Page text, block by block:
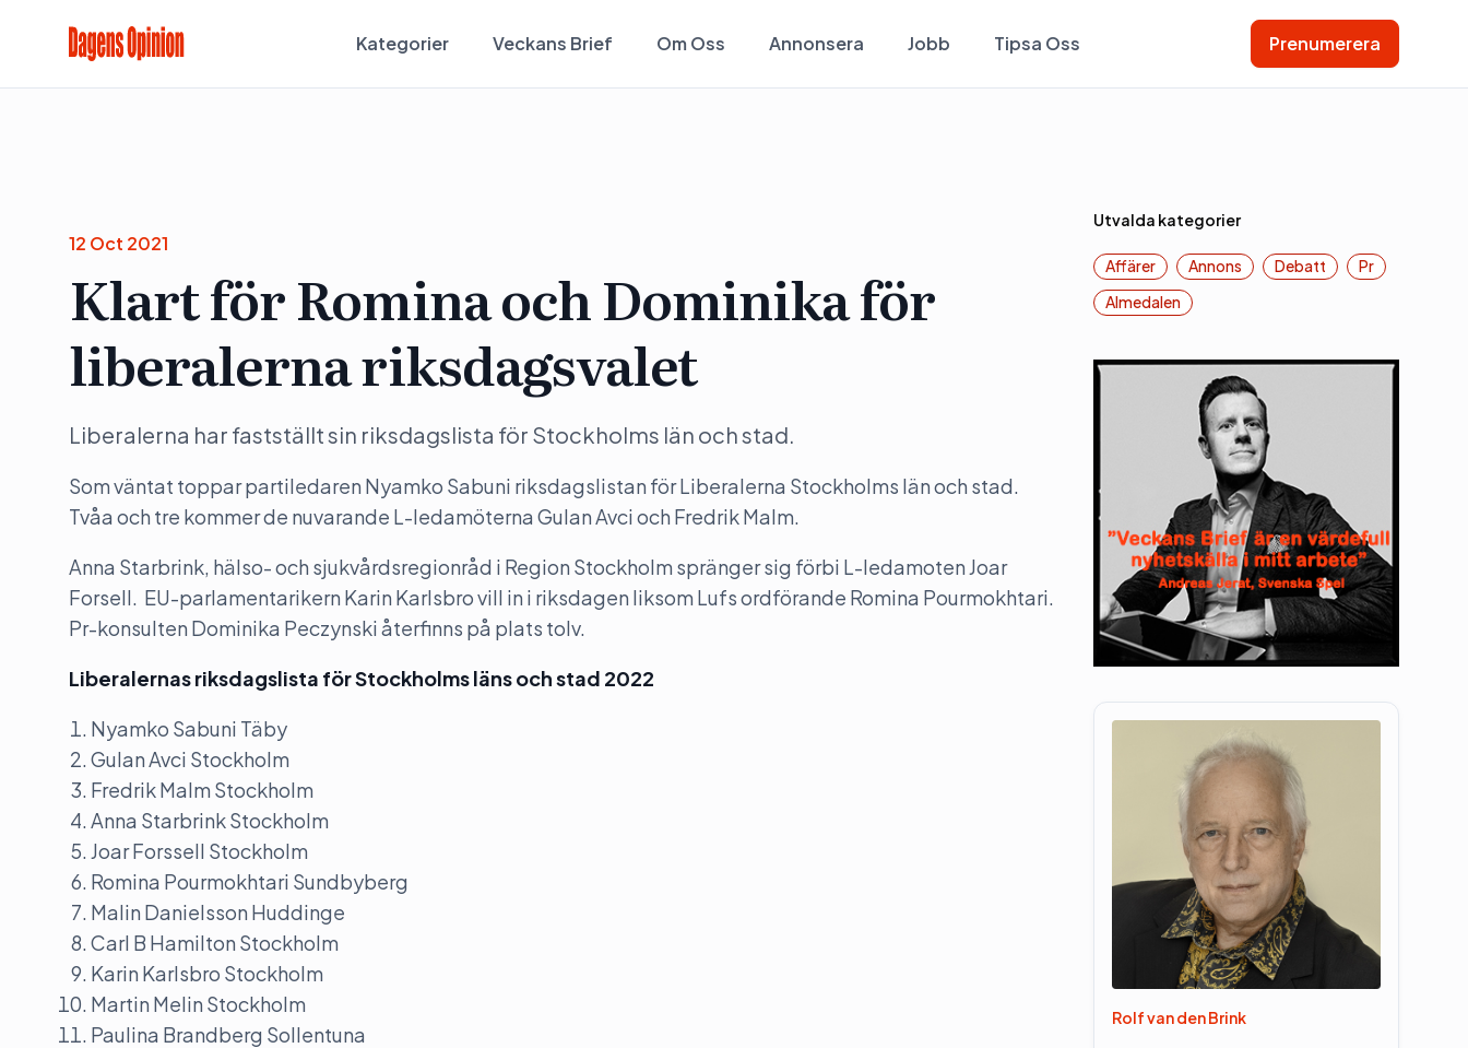
Kategorier Veckans Brief Om Oss Annonsera Jobb Tipsa Oss Prenumerera
12 Oct 2021
Klart för Romina och Dominika för
liberalerna riksdagsvalet
Liberalerna har fastställt sin riksdagslista för Stockholms län och stad.
Som väntat toppar partiledaren Nyamko Sabuni riksdagslistan för Liberalerna Stockholms län och stad.
Tvåa och tre kommer de nuvarande L-ledamöterna Gulan Avci och Fredrik Malm.
Anna Starbrink, hälso- och sjukvårdsregionråd i Region Stockholm spränger sig förbi L-ledamoten Joar
Forsell. EU-parlamentarikern Karin Karlsbro vill in i riksdagen liksom Lufs ordförande Romina Pourmokhtari.
Pr-konsulten Dominika Peczynski återfinns på plats tolv.
Liberalernas riksdagslista för Stockholms läns och stad 2022
Nyamko Sabuni Täby
Gulan Avci Stockholm
Fredrik Malm Stockholm
Anna Starbrink Stockholm
Joar Forssell Stockholm
Romina Pourmokhtari Sundbyberg
Malin Danielsson Huddinge
Carl B Hamilton Stockholm
Karin Karlsbro Stockholm
Martin Melin Stockholm
Paulina Brandberg Sollentuna
Utvalda kategorier
Affärer Annons Debatt
Pr
Almedalen
Rolf van den Brink